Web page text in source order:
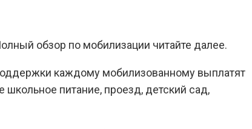
обзор по мобилизации читайте далее.
каждому мобилизованному выплатят
питание, проезд, детский сад,